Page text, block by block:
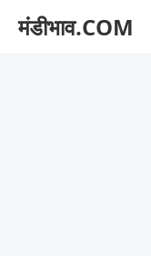
मंडीभाव.COM